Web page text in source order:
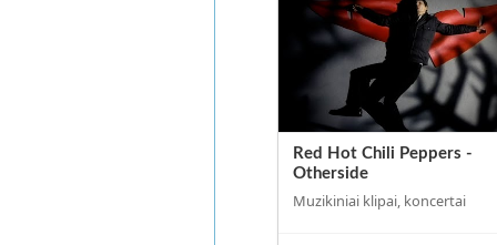
Red Hot Chili Peppers -
Otherside
Muzikiniai klipai, koncertai